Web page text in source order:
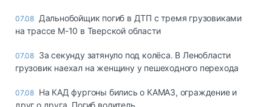
07.08 Дальнобойщик погиб в ДТП с тремя грузовиками
на трассе М-10 в Тверской области
07.08 За секунду затянуло под колёса. В Ленобласти
грузовик наехал на женщину у пешеходного перехода
07.08 На КАД фургоны бились о КАМАЗ, ограждение и
друг о друга. Погиб водитель